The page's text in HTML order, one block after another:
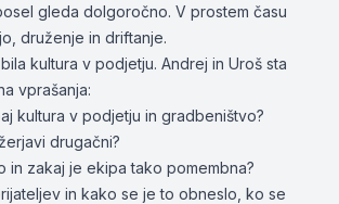
gleda dolgoročno. V prostem času
druženje in driftanje.
kultura v podjetju. Andrej in Uroš sta
vprašanja:
kultura v podjetju in gradbeništvo?
drugačni?
in zakaj je ekipa tako pomembna?
in kako se je to obneslo, ko se